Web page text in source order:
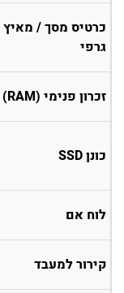
כרטיס מסך / מאיץ
גרפי
זכרון פנימי (RAM)
כונן SSD
לוח אם
קירור למעבד